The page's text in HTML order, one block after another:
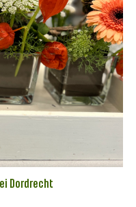
Dordrecht